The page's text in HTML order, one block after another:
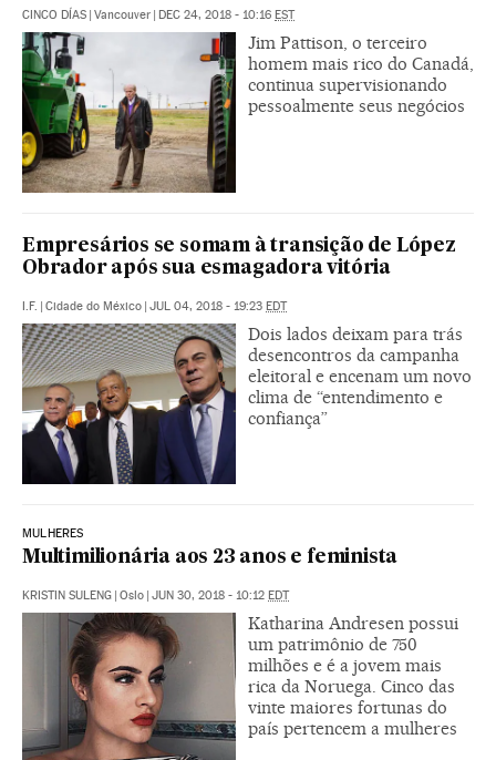
CINCO DÍAS | Vancouver | DEC 24, 2018 - 10:16 EST
Jim Pattison, o terceiro
homem mais rico do Canadá,
continua supervisionando
pessoalmente seus negócios
Empresários se somam à transição de López
Obrador após sua esmagadora vitória
I.F. | Cidade do México | JUL 04, 2018 - 19:23 EDT
Dois lados deixam para trás
desencontros da campanha
eleitoral e encenam um novo
clima de “entendimento e
confiança”
MULHERES
Multimilionária aos 23 anos e feminista
KRISTIN SULENG | Oslo | JUN 30, 2018 - 10:12 EDT
Katharina Andresen possui
um patrimônio de 750
milhões e é a jovem mais
rica da Noruega. Cinco das
vinte maiores fortunas do
país pertencem a mulheres